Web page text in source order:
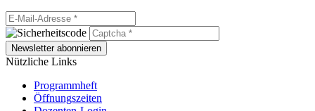
Newsletter abonnieren
Nützliche Links
Programmheft
Öffnungszeiten